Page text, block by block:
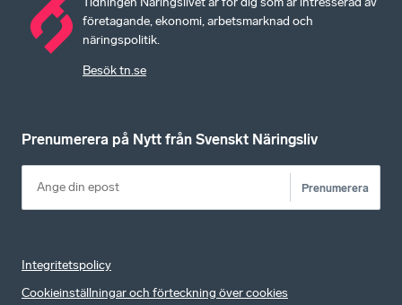
företagande, ekonomi, arbetsmarknad och
näringspolitik.
Besök tn.se
Prenumerera på Nytt från Svenskt Näringsliv
Prenumerera
Integritetspolicy
Cookieinställningar och förteckning över cookies